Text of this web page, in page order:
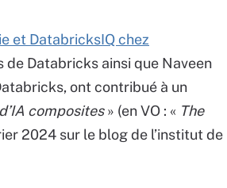
et DatabricksIQ chez
Databricks ainsi que Naveen
ont contribué à un
composites» (en VO : « The
2024 sur le blog de l’institut de